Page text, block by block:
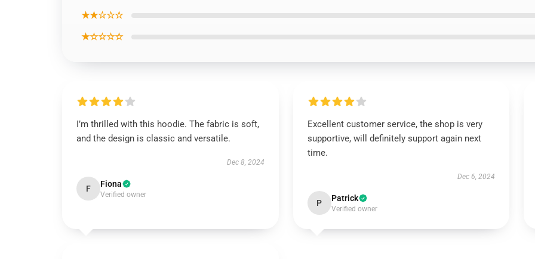
★★☆☆☆
★☆☆☆☆
I’m thrilled with this hoodie. The fabric is soft,
and the design is classic and versatile.
Dec 8, 2024
F Fiona
Verified owner
Excellent customer service, the shop is very
supportive, will definitely support again next
time.
Dec 6, 2024
P Patrick
Verified owner